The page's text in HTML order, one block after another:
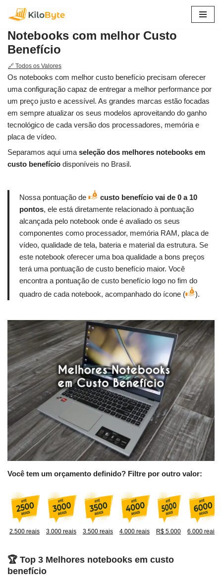
para
o
conteúdo
Notebooks com melhor Custo
Benefício
🔗 Todos os Valores
Os notebooks com melhor custo benefício precisam oferecer
uma configuração capaz de entregar a melhor performance por
um preço justo e acessível. As grandes marcas estão focadas
em sempre atualizar os seus modelos aproveitando do ganho
tecnológico de cada versão dos processadores, memória e
placa de vídeo.
Separamos aqui uma seleção dos melhores notebooks em
custo benefício disponíveis no Brasil.
Nossa pontuação de
custo benefício vai de 0 a 10
pontos, ele está diretamente relacionado à pontuação
alcançada pelo notebook onde é avaliado os seus
componentes como processador, memória RAM, placa de
vídeo, qualidade de tela, bateria e material da estrutura. Se
este notebook oferecer uma boa qualidade a bons preços
terá uma pontuação de custo benefício maior. Você
encontra a pontuação de custo benefício logo no fim do
quadro de cada notebook, acompanhado do ícone (
).
Você tem um orçamento definido? Filtre por outro valor:
2.500 reais 3.000 reais 3.500 reais 4.000 reais R$ 5.000 6.000 reais
🏆 Top 3 Melhores notebooks em custo
benefício